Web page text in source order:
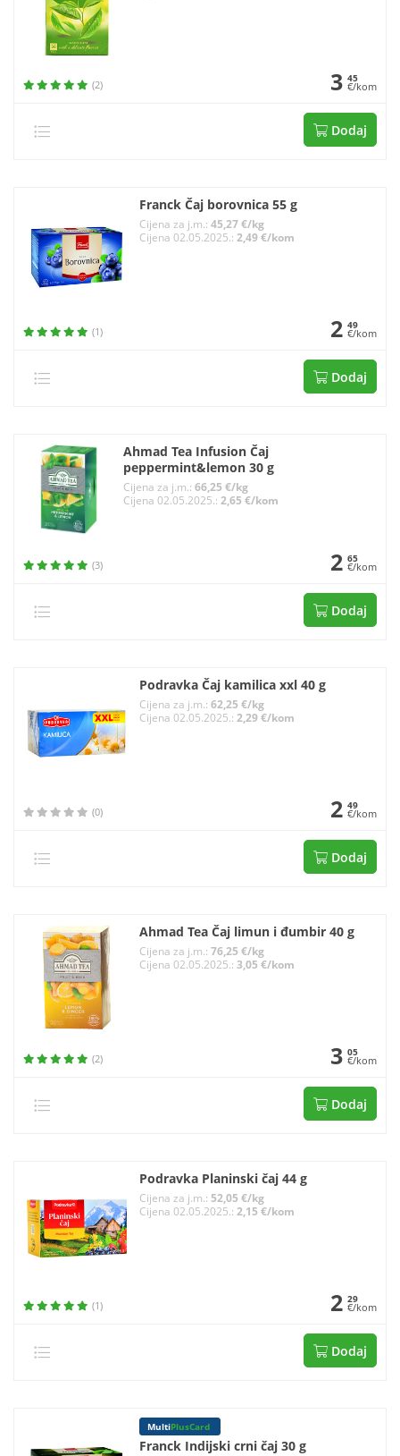
(2) 3 45
€/kom
Dodaj
Franck Čaj borovnica 55 g
Cijena za j.m.: 45,27 €/kg
Cijena 02.05.2025.: 2,49 €/kom
(1) 2 49
€/kom
Dodaj
Ahmad Tea Infusion Čaj
peppermint&lemon 30 g
Cijena za j.m.: 66,25 €/kg
Cijena 02.05.2025.: 2,65 €/kom
(3) 2 65
€/kom
Dodaj
Podravka Čaj kamilica xxl 40 g
Cijena za j.m.: 62,25 €/kg
Cijena 02.05.2025.: 2,29 €/kom
(0) 2 49
€/kom
Dodaj
Ahmad Tea Čaj limun i đumbir 40 g
Cijena za j.m.: 76,25 €/kg
Cijena 02.05.2025.: 3,05 €/kom
(2) 3 05
€/kom
Dodaj
Podravka Planinski čaj 44 g
Cijena za j.m.: 52,05 €/kg
Cijena 02.05.2025.: 2,15 €/kom
(1) 2 29
€/kom
Dodaj
MultiPlusCard
Franck Indijski crni čaj 30 g